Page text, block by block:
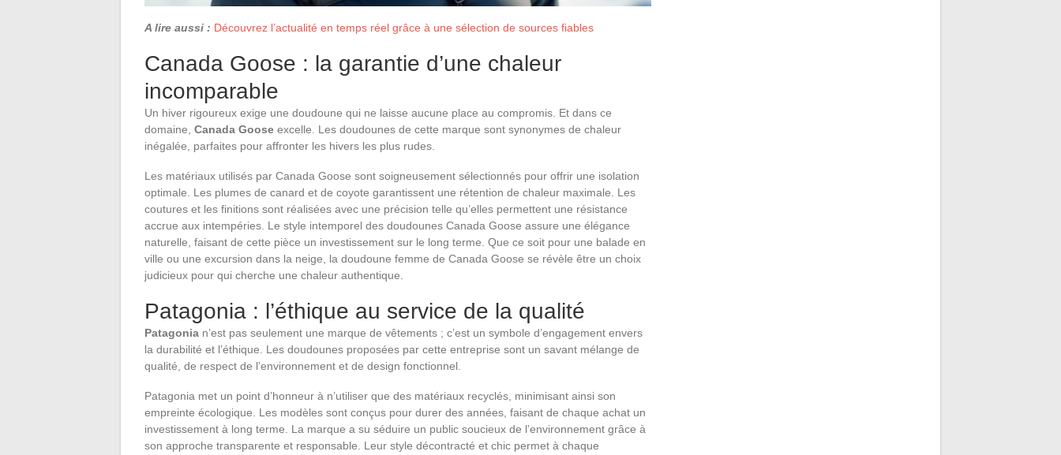
A lire aussi : Découvrez l’actualité en temps réel grâce à une sélection de sources fiables
Canada Goose : la garantie d’une chaleur
incomparable
Un hiver rigoureux exige une doudoune qui ne laisse aucune place au compromis. Et dans ce
domaine, Canada Goose excelle. Les doudounes de cette marque sont synonymes de chaleur
inégalée, parfaites pour affronter les hivers les plus rudes.
Les matériaux utilisés par Canada Goose sont soigneusement sélectionnés pour offrir une isolation
optimale. Les plumes de canard et de coyote garantissent une rétention de chaleur maximale. Les
coutures et les finitions sont réalisées avec une précision telle qu’elles permettent une résistance
accrue aux intempéries. Le style intemporel des doudounes Canada Goose assure une élégance
naturelle, faisant de cette pièce un investissement sur le long terme. Que ce soit pour une balade en
ville ou une excursion dans la neige, la doudoune femme de Canada Goose se révèle être un choix
judicieux pour qui cherche une chaleur authentique.
Patagonia : l’éthique au service de la qualité
Patagonia n’est pas seulement une marque de vêtements ; c’est un symbole d’engagement envers
la durabilité et l’éthique. Les doudounes proposées par cette entreprise sont un savant mélange de
qualité, de respect de l’environnement et de design fonctionnel.
Patagonia met un point d’honneur à n’utiliser que des matériaux recyclés, minimisant ainsi son
empreinte écologique. Les modèles sont conçus pour durer des années, faisant de chaque achat un
investissement à long terme. La marque a su séduire un public soucieux de l’environnement grâce à
son approche transparente et responsable. Leur style décontracté et chic permet à chaque